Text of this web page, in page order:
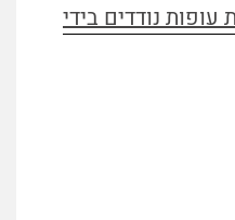
נודדים בידי